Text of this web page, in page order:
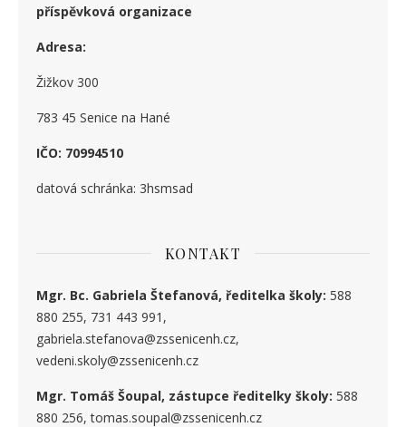
příspěvková organizace
Adresa:
Žižkov 300
783 45 Senice na Hané
IČO: 70994510
datová schránka: 3hsmsad
KONTAKT
Mgr. Bc. Gabriela Štefanová, ředitelka školy: 588
880 255, 731 443 991,
gabriela.stefanova@zssenicenh.cz,
vedeni.skoly@zssenicenh.cz
Mgr. Tomáš Šoupal, zástupce ředitelky školy: 588
880 256, tomas.soupal@zssenicenh.cz